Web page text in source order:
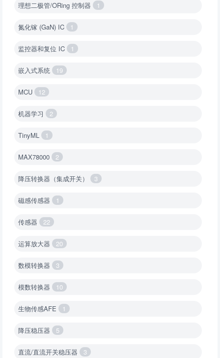
理想二极管/ORing 控制器 1
氮化镓 (GaN) IC 1
监控器和复位 IC 1
嵌入式系统 19
MCU 12
机器学习 2
TinyML 1
MAX78000 2
降压转换器（集成开关） 3
磁感传感器 1
传感器 22
运算放大器 20
数模转换器 3
模数转换器 10
生物传感AFE 1
降压稳压器 5
直流/直流开关稳压器 3